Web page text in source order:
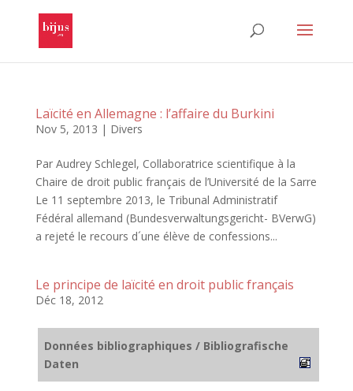
Laïcité en Allemagne : l’affaire du Burkini
Nov 5, 2013 | Divers
Par Audrey Schlegel, Collaboratrice scientifique à la
Chaire de droit public français de l’Université de la Sarre
Le 11 septembre 2013, le Tribunal Administratif
Fédéral allemand (Bundesverwaltungsgericht- BVerwG)
a rejeté le recours d´une élève de confessions...
Le principe de laïcité en droit public français
Déc 18, 2012
Données bibliographiques / Bibliografische
Daten